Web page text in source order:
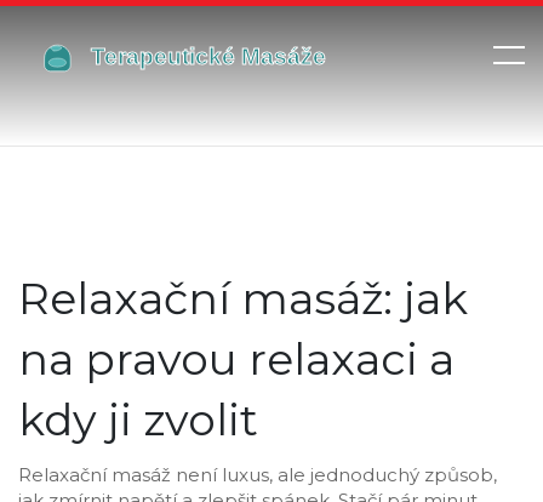
Relaxační masáž: jak
na pravou relaxaci a
kdy ji zvolit
Relaxační masáž není luxus, ale jednoduchý způsob,